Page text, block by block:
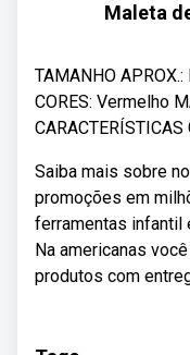
Maleta
TAMANHO
CORES: Vermelho
CARACTERÍSTICAS
Saiba mais sobre
promoções em
ferramentas infantil
Na americanas
produtos com